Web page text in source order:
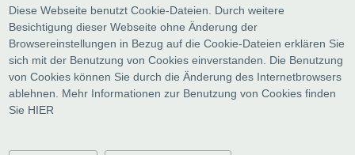
Industrial Services Europe
Diese Webseite benutzt Cookie-Dateien. Durch weitere
Besichtigung dieser Webseite ohne Änderung der
Browsereinstellungen in Bezug auf die Cookie-Dateien erklären Sie
sich mit der Benutzung von Cookies einverstanden. Die Benutzung
von Cookies können Sie durch die Änderung des Internetbrowsers
ablehnen. Mehr Informationen zur Benutzung von Cookies finden
Sie HIER